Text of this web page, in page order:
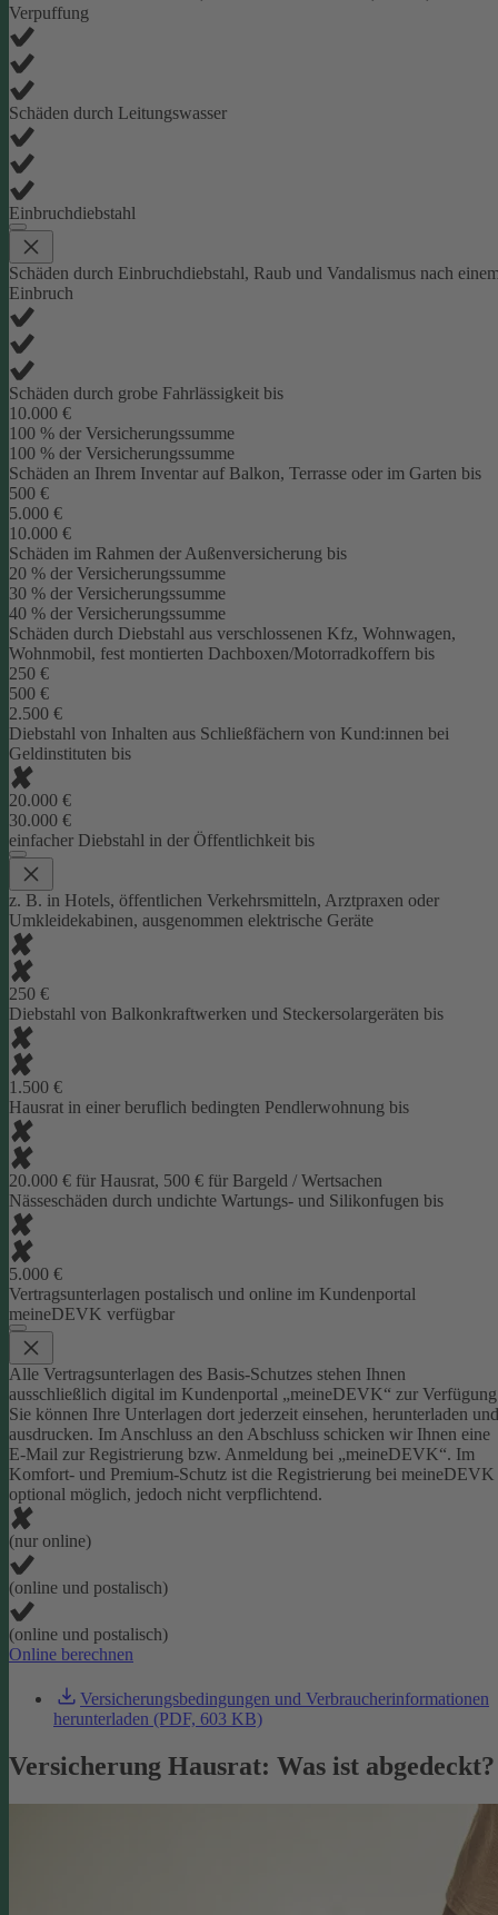
Verpuffung
Schäden durch Leitungswasser
Einbruchdiebstahl
Schäden durch Einbruchdiebstahl, Raub und Vandalismus nach
Einbruch
Schäden durch grobe Fahrlässigkeit bis
10.000 €
100 % der Versicherungssumme
100 % der Versicherungssumme
Schäden an Ihrem Inventar auf Balkon, Terrasse oder im Garten bis
500 €
5.000 €
10.000 €
Schäden im Rahmen der Außenversicherung bis
20 % der Versicherungssumme
30 % der Versicherungssumme
40 % der Versicherungssumme
Schäden durch Diebstahl aus verschlossenen Kfz, Wohnwagen,
Wohnmobil, fest montierten Dachboxen/Motorradkoffern bis
250 €
500 €
2.500 €
Diebstahl von Inhalten aus Schließfächern von Kund:innen bei
Geldinstituten bis
20.000 €
30.000 €
einfacher Diebstahl in der Öffentlichkeit bis
z. B. in Hotels, öffentlichen Verkehrsmitteln, Arztpraxen oder
Umkleidekabinen, ausgenommen elektrische Geräte
250 €
Diebstahl von Balkonkraftwerken und Steckersolargeräten bis
1.500 €
Hausrat in einer beruflich bedingten Pendlerwohnung bis
20.000 € für Hausrat, 500 € für Bargeld / Wertsachen
Nässeschäden durch undichte Wartungs- und Silikonfugen bis
5.000 €
Vertragsunterlagen postalisch und online im Kundenportal
meineDEVK verfügbar
Alle Vertragsunterlagen des Basis-Schutzes stehen Ihnen
ausschließlich digital im Kundenportal „meineDEVK“ zur
Sie können Ihre Unterlagen dort jederzeit einsehen, herunterladen und
ausdrucken. Im Anschluss an den Abschluss schicken wir Ihnen eine
E-Mail zur Registrierung bzw. Anmeldung bei „meineDEVK“. Im
Komfort- und Premium-Schutz ist die Registrierung bei meineDEVK
optional möglich, jedoch nicht verpflichtend.
(nur online)
(online und postalisch)
(online und postalisch)
Online berechnen
Versicherungsbedingungen und Verbraucherinformationen
herunterladen (PDF, 603 KB)
Versicherung Hausrat: Was ist abgedeckt?